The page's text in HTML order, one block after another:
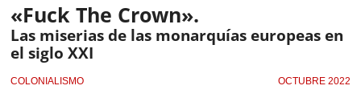
«Fuck The Crown».
Las miserias de las monarquías europeas en
el siglo XXI
COLONIALISMO OCTUBRE 2022